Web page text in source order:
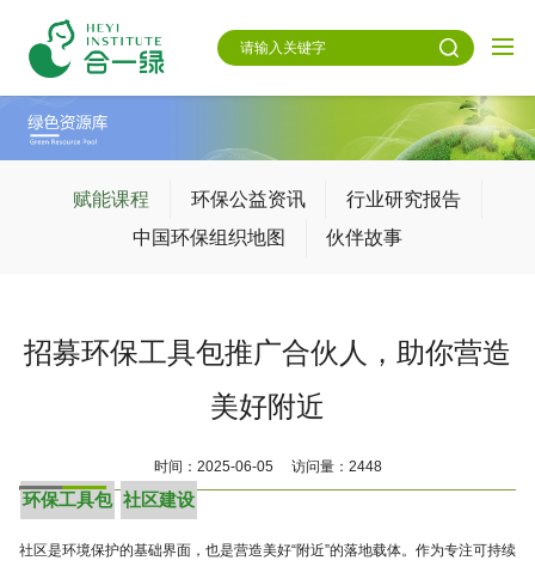
赋能课程 环保公益资讯
行业研究报告
中国环保组织地图
伙伴故事
招募环保工具包推广合伙人，助你营造
美好附近
环保工具包 社区建设
时间：2025-06-05 访问量：2448
社区是环境保护的基础界面，也是营造美好“附近”的落地载体。作为专注可持续